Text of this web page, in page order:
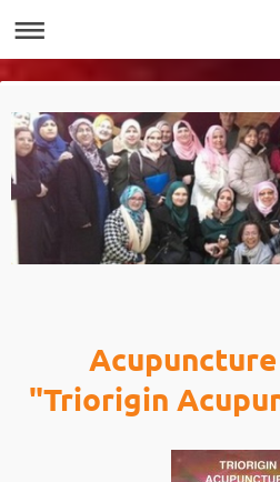
"Triorigin